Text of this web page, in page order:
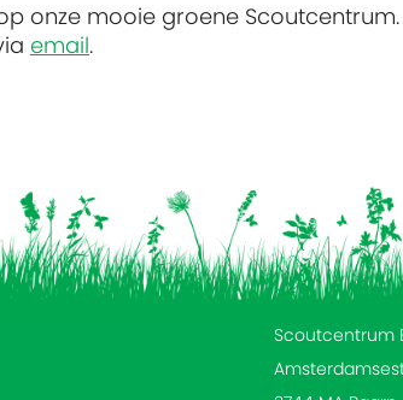
onze mooie groene Scoutcentrum.
email.
Scoutcentrum